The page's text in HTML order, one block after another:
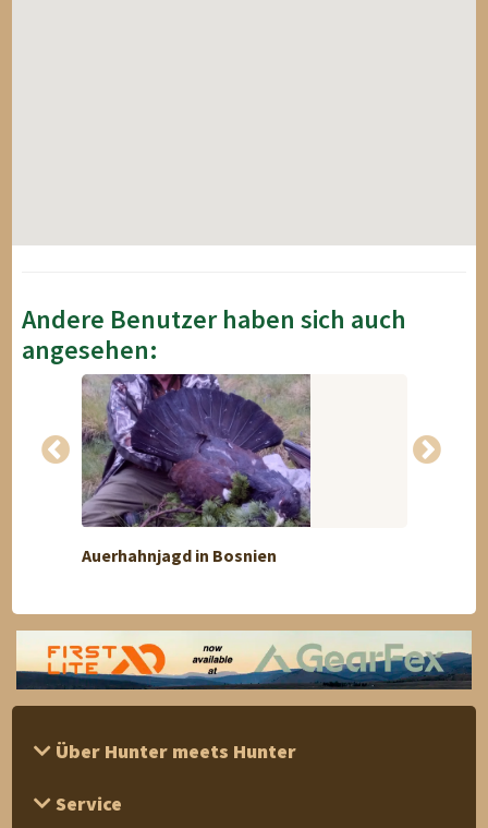
Andere Benutzer haben sich auch
angesehen:
Auerhahnjagd in Bosnien
Über Hunter meets Hunter
Service